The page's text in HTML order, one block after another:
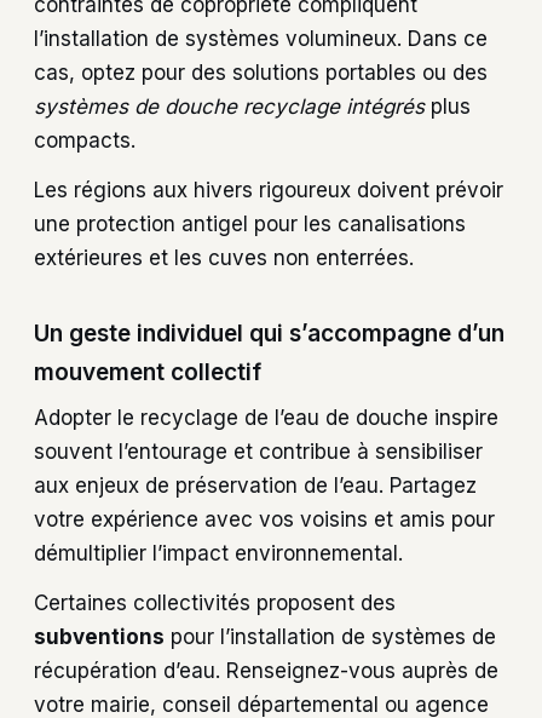
contraintes de copropriété compliquent
l’installation de systèmes volumineux. Dans ce
cas, optez pour des solutions portables ou des
systèmes de douche recyclage intégrésplus
compacts.
Les régions aux hivers rigoureux doivent prévoir
une protection antigel pour les canalisations
extérieures et les cuves non enterrées.
Un geste individuel qui s’accompagne d’un
mouvement collectif
Adopter le recyclage de l’eau de douche inspire
souvent l’entourage et contribue à sensibiliser
aux enjeux de préservation de l’eau. Partagez
votre expérience avec vos voisins et amis pour
démultiplier l’impact environnemental.
Certaines collectivités proposent des
subventions pour l’installation de systèmes de
récupération d’eau. Renseignez-vous auprès de
votre mairie, conseil départemental ou agence